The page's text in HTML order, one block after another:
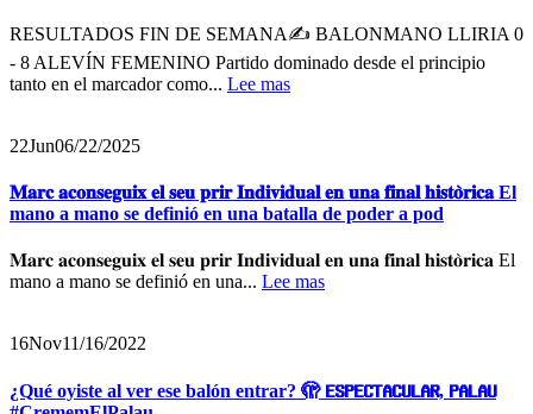
RESULTADOS FIN DE SEMANA✍ BALONMANO LLIRIA 0
- 8 ALEVÍN FEMENINO Partido dominado desde el principio
tanto en el marcador como... Lee mas
22Jun06/22/2025
𝐌𝐚𝐫𝐜 𝐚𝐜𝐨𝐧𝐬𝐞𝐠𝐮𝐢𝐱 𝐞𝐥 𝐬𝐞𝐮 𝐩𝐫𝐢𝐫 𝐈𝐧𝐝𝐢𝐯𝐢𝐝𝐮𝐚𝐥 𝐞𝐧 𝐮𝐧𝐚 𝐟𝐢𝐧𝐚𝐥 𝐡𝐢𝐬𝐭𝐨̀𝐫𝐢𝐜𝐚 El
mano a mano se definió en una batalla de poder a pod
𝐌𝐚𝐫𝐜 𝐚𝐜𝐨𝐧𝐬𝐞𝐠𝐮𝐢𝐱 𝐞𝐥 𝐬𝐞𝐮 𝐩𝐫𝐢𝐫 𝐈𝐧𝐝𝐢𝐯𝐢𝐝𝐮𝐚𝐥 𝐞𝐧 𝐮𝐧𝐚 𝐟𝐢𝐧𝐚𝐥 𝐡𝐢𝐬𝐭𝐨̀𝐫𝐢𝐜𝐚 El
mano a mano se definió en una... Lee mas
16Nov11/16/2022
¿Qué oyiste al ver ese balón entrar? 🫣 𝗘𝗦𝗣𝗘𝗖𝗧𝗔𝗖𝗨𝗟𝗔𝗥, 𝗣𝗔𝗟𝗔𝗨